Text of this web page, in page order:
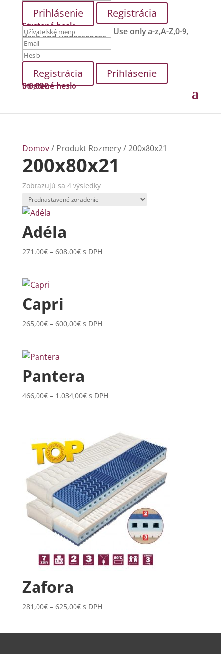
Registrácia
Stratené heslo Use only a-z,A-Z,0-9,
dash and underscores.
Prihlásenie
Stratené heslo
00,00€
Domov/ Produkt Rozmery / 200x80x21
200x80x21
Zobrazujú sa 4 výsledky
Adéla
271,00€ – 608,00€Price
s DPH
Capri
265,00€ – 600,00€Price
s DPH
Pantera
466,00€ – 1.034,00€Price
1.034,00€
s DPH
Zafora
281,00€ – 625,00€Price
s DPH